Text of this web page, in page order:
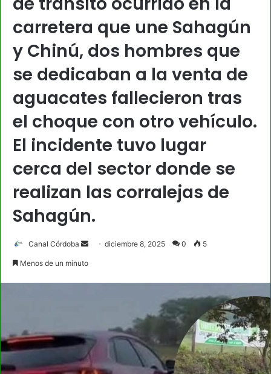
carretera que une Sahagún
y Chinú, dos hombres que
se dedicaban a la venta de
aguacates fallecieron tras
el choque con otro vehículo.
El incidente tuvo lugar
cerca del sector donde se
realizan las corralejas de
Sahagún.
Canal Córdoba
Senddiciembre 8, 2025 0 5
Menos de un minuto